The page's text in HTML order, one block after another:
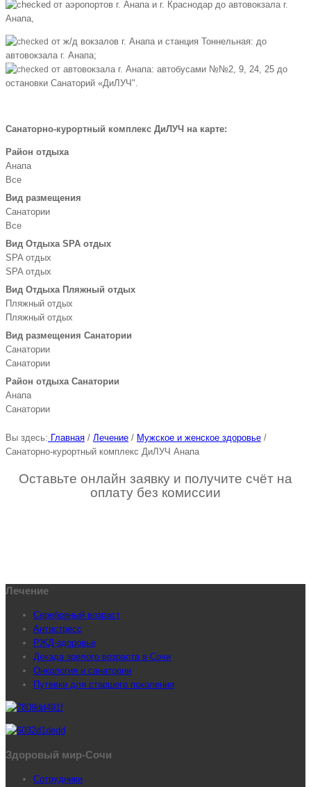
от аэропортов г. Анапа и г. Краснодар до автовокзала г.
Анапа,
от ж/д вокзалов г. Анапа и станция Тоннельная: до
автовокзала г. Анапа;
от автовокзала г. Анапа: автобусами №№2, 9, 24, 25 до
остановки Санаторий «ДиЛУЧ".
Санаторно-курортный комплекс ДиЛУЧ на карте:
Район отдыха
Анапа
Все
Вид размещения
Санатории
Все
Вид Отдыха SPA отдых
SPA отдых
SPA отдых
Вид Отдыха Пляжный отдых
Пляжный отдых
Пляжный отдых
Вид размещения Санатории
Санатории
Санатории
Район отдыха Санатории
Анапа
Санатории
Вы здесь: Главная / Лечение / Мужское и женское здоровье /
Санаторно-курортный комплекс ДиЛУЧ Анапа
Оставьте онлайн заявку и получите счёт на
оплату без комиссии
Лечение
Серебряный возраст
Антистресс
РЖД-здоровье
Декада зрелого возраста в Сочи
Онкология и санатории
Путевки для старшего поколения
Здоровый мир-Сочи
Сотрудники